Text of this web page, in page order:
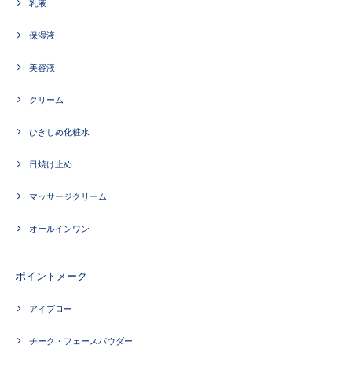
乳液
保湿液
美容液
クリーム
ひきしめ化粧水
日焼け止め
マッサージクリーム
オールインワン
ポイントメーク
アイブロー
チーク・フェースパウダー